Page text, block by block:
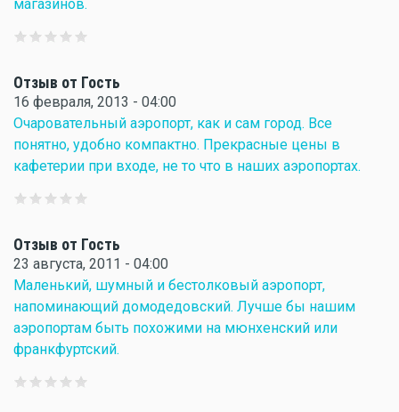
магазинов.
Отзыв от Гость
16 февраля, 2013 - 04:00
Очаровательный аэропорт, как и сам город. Все
понятно, удобно компактно. Прекрасные цены в
кафетерии при входе, не то что в наших аэропортах.
Отзыв от Гость
23 августа, 2011 - 04:00
Маленький, шумный и бестолковый аэропорт,
напоминающий домодедовский. Лучше бы нашим
аэропортам быть похожими на мюнхенский или
франкфуртский.